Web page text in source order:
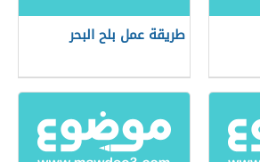
طريقة عمل بلح البحر